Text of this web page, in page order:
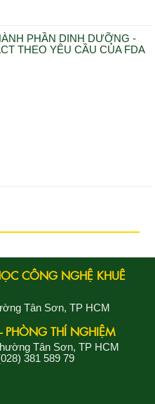
PHẦN DINH DƯỠNG -
THEO YÊU CẦU CỦA FDA
CÔNG NGHỆ KHUÊ
Tân Sơn, TP HCM
PHÒNG THÍ NGHIỆM
Tân Sơn, TP HCM
381 589 79